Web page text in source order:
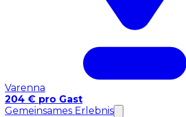
Varenna
204 € pro Gast
Gemeinsames Erlebnis